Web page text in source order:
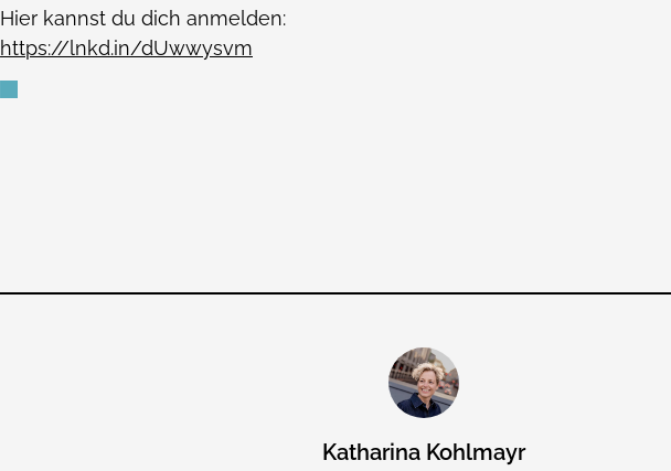
Hier kannst du dich anmelden:
https://lnkd.in/dUwwysvm
Katharina Kohlmayr